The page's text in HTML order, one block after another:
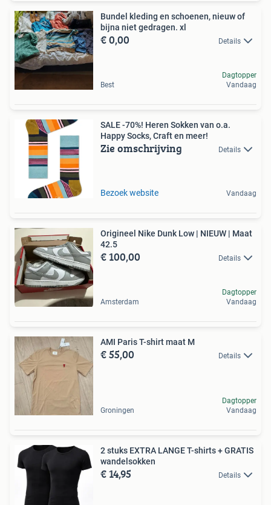
Bundel kleding en schoenen, nieuw of
bijna niet gedragen. xl
€ 0,00 Details
Best
Dagtopper
Vandaag
SALE -70%! Heren Sokken van o.a.
Happy Socks, Craft en meer!
Zie omschrijving Details
Bezoek website Vandaag
Origineel Nike Dunk Low | NIEUW | Maat
42.5
€ 100,00 Details
Amsterdam
Dagtopper
Vandaag
AMI Paris T-shirt maat M
€ 55,00 Details
Groningen
Dagtopper
Vandaag
2 stuks EXTRA LANGE T-shirts + GRATIS
wandelsokken
€ 14,95 Details